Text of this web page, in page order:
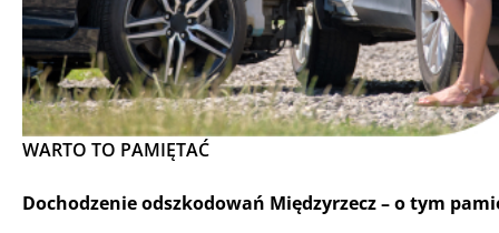
WARTO TO PAMIĘTAĆ
Dochodzenie odszkodowań Międzyrzecz – o tym